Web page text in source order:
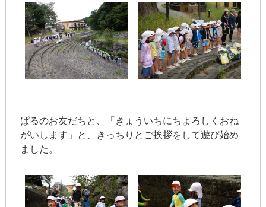
ぱるのお友だちと、「きょういちにちよろしくおね
がいします」と、きっちりとご挨拶をして遊び始め
ました。